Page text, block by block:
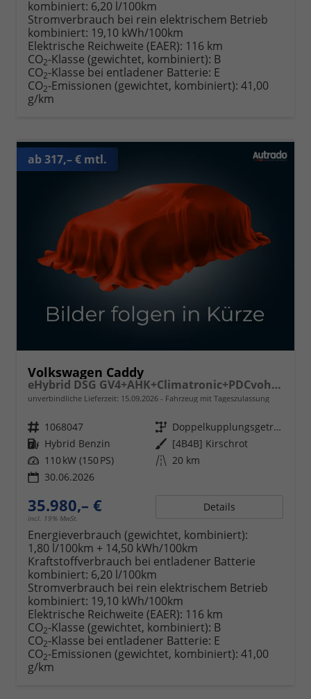
kombiniert: 6,20 l/100km
Stromverbrauch bei rein elektrischem Betrieb
kombiniert: 19,10 kWh/100km
Elektrische Reichweite (EAER): 116 km
CO2-Klasse (gewichtet, kombiniert): B
CO2-Klasse bei entladener Batterie: E
CO2-Emissionen (gewichtet, kombiniert): 41,00
g/km
ab 317,– € mtl.
Volkswagen Caddy
eHybrid DSG GV4+AHK+Climatronic+PDCvohi+Cam+Regensens.+AppConnect
unverbindliche Lieferzeit: 15.09.2026 Fahrzeug mit Tageszulassung
Fahrzeugnr. 1068047 Getriebe
Doppelkupplungsgetriebe (DSG)
Kraftstoff Hybrid Benzin Außenfarbe [4B4B] Kirschrot
Leistung 110 kW (150 PS) Kilometerstand 20 km
30.06.2026
35.980,– €
incl. 19% MwSt.
Details
Energieverbrauch (gewichtet, kombiniert):
1,80 l/100km + 14,50 kWh/100km
Kraftstoffverbrauch bei entladener Batterie
kombiniert: 6,20 l/100km
Stromverbrauch bei rein elektrischem Betrieb
kombiniert: 19,10 kWh/100km
Elektrische Reichweite (EAER): 116 km
CO2-Klasse (gewichtet, kombiniert): B
CO2-Klasse bei entladener Batterie: E
CO2-Emissionen (gewichtet, kombiniert): 41,00
g/km